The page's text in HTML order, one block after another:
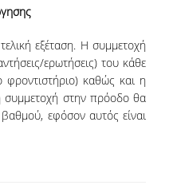
εξέταση. Η συμμετοχή
ερωτήσεις) του κάθε
φροντιστήριο) καθώς και η
στην πρόοδο θα
βαθμού, εφόσον αυτός είναι